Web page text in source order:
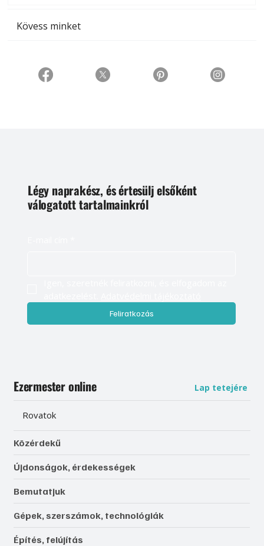
Kövess minket
Légy naprakész, és értesülj elsőként
válogatott tartalmainkról
Feliratkozás
Ezermester online Lap tetejére
Rovatok
Közérdekű
Újdonságok, érdekességek
Bemutatjuk
Gépek, szerszámok, technológiák
Építés, felújítás